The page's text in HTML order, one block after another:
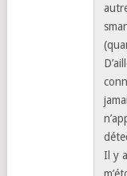
Il y